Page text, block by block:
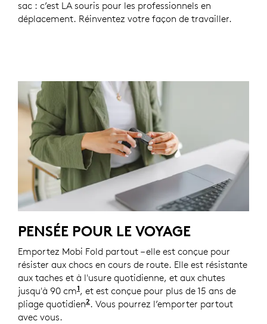
sac : c’est LA souris pour les professionnels en
déplacement. Réinventez votre façon de travailler.
PENSÉE POUR LE VOYAGE
Emportez Mobi Fold partout – elle est conçue pour
résister aux chocs en cours de route. Elle est résistante
aux taches et à l'usure quotidienne, et aux chutes
jusqu'à 90 cm1Test de chute unitaire effectué à 90
, et est conçue pour plus de 15 ans de
pliage quotidien2 Basé sur une utilisation moyenne de
. Vous pourrez l’emporter partout
avec vous.